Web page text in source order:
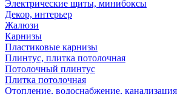
Электрические щиты, минибоксы
Декор, интерьер
Жалюзи
Карнизы
Пластиковые карнизы
Плинтус, плитка потолочная
Потолочный плинтус
Плитка потолочная
Отопление, водоснабжение, канализация